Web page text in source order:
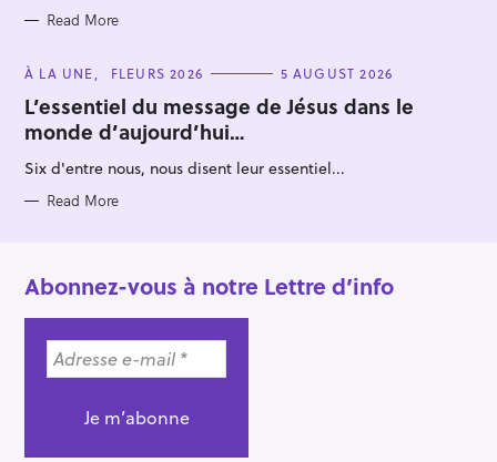
Read More
C
T
E
G
O
R
I
S
À LA UNE FLEURS 2026 5 AUGUST 2026
L’essentiel du message de Jésus dans le
monde d’aujourd’hui…
Six d'entre nous, nous disent leur essentiel...
Read More
Abonnez-vous à notre Lettre d’info